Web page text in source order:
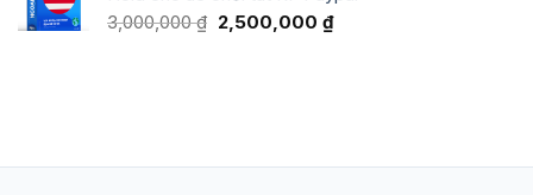
500,000 ₫.
3,000,000₫ Giá
2,500,000 ₫Giá